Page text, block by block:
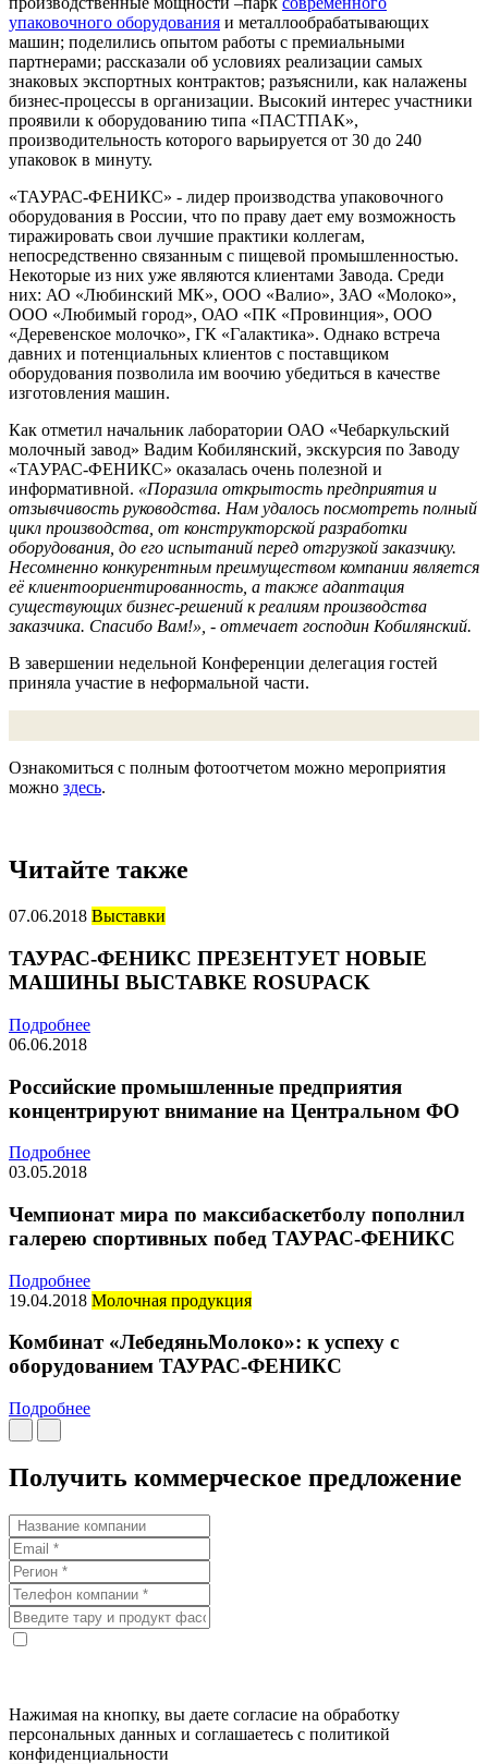
упаковочного оборудования и металлообрабатывающих
машин; поделились опытом работы с премиальными
партнерами; рассказали об условиях реализации самых
знаковых экспортных контрактов; разъяснили, как налажены
бизнес-процессы в организации. Высокий интерес участники
проявили к оборудованию типа «ПАСТПАК»,
производительность которого варьируется от 30 до 240
упаковок в минуту.
«ТАУРАС-ФЕНИКС» - лидер производства упаковочного
оборудования в России, что по праву дает ему возможность
тиражировать свои лучшие практики коллегам,
непосредственно связанным с пищевой промышленностью.
Некоторые из них уже являются клиентами Завода. Среди
них: АО «Любинский МК», ООО «Валио», ЗАО «Молоко»,
ООО «Любимый город», ОАО «ПК «Провинция», ООО
«Деревенское молочко», ГК «Галактика». Однако встреча
давних и потенциальных клиентов с поставщиком
оборудования позволила им воочию убедиться в качестве
изготовления машин.
Как отметил начальник лаборатории ОАО «Чебаркульский
молочный завод» Вадим Кобилянский, экскурсия по Заводу
«ТАУРАС-ФЕНИКС» оказалась очень полезной и
информативной. «Поразила открытость предприятия и
отзывчивость руководства. Нам удалось посмотреть полный
цикл производства, от конструкторской разработки
оборудования, до его испытаний перед отгрузкой заказчику.
Несомненно конкурентным преимуществом компании является
её клиентоориентированность, а также адаптация
существующих бизнес-решений к реалиям производства
заказчика. Спасибо Вам!», - отмечает господин Кобилянский.
В завершении недельной Конференции делегация гостей
приняла участие в неформальной части.
Ознакомиться с полным фотоотчетом можно мероприятия
можно здесь.
Читайте также
07.06.2018 Выставки
ТАУРАС-ФЕНИКС ПРЕЗЕНТУЕТ НОВЫЕ
МАШИНЫ ВЫСТАВКЕ ROSUPACK
Подробнее
06.06.2018
Российские промышленные предприятия
концентрируют внимание на Центральном ФО
Подробнее
03.05.2018
Чемпионат мира по максибаскетболу пополнил
галерею спортивных побед ТАУРАС-ФЕНИКС
Подробнее
19.04.2018 Молочная продукция
Комбинат «ЛебедяньМолоко»: к успеху с
оборудованием ТАУРАС-ФЕНИКС
Подробнее
Получить коммерческое предложение
Нажимая на кнопку, вы даете согласие на обработку
персональных данных и соглашаетесь с политикой
конфиденциальности